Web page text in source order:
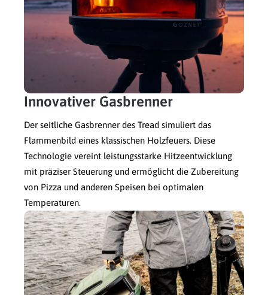
Innovativer Gasbrenner
Der seitliche Gasbrenner des Tread simuliert das
Flammenbild eines klassischen Holzfeuers. Diese
Technologie vereint leistungsstarke Hitzeentwicklung
mit präziser Steuerung und ermöglicht die Zubereitung
von Pizza und anderen Speisen bei optimalen
Temperaturen.